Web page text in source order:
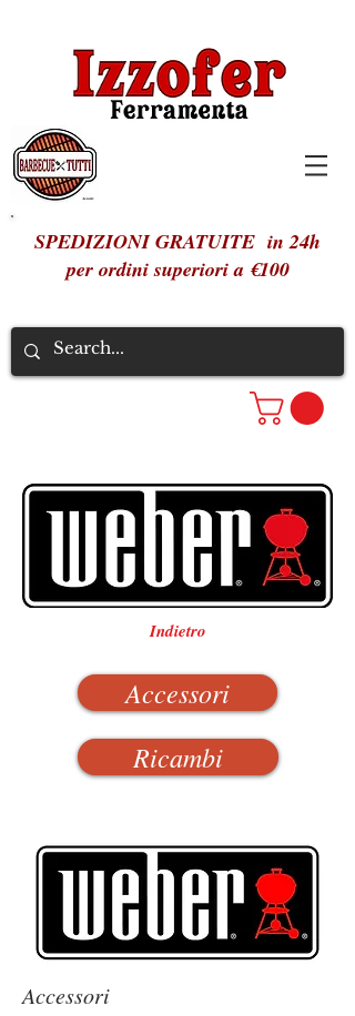
SPEDIZIONI GRATUITE in 24h
per ordini superiori a €100
Indietro
Accessori
Ricambi
Accessori